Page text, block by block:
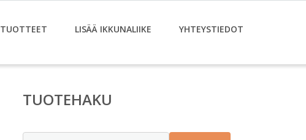
TUOTTEET LISÄÄ IKKUNALIIKE YHTEYSTIEDOT
TUOTEHAKU